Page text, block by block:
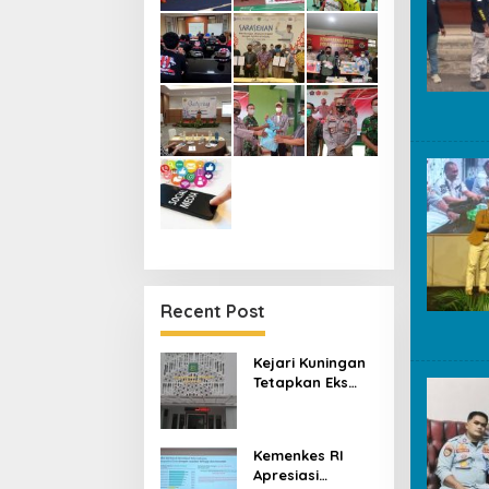
Recent Post
Kejari Kuningan
Tetapkan Eks
Korupsi, Negara
Rugi Rp529 Juta
Kemenkes RI
Apresiasi